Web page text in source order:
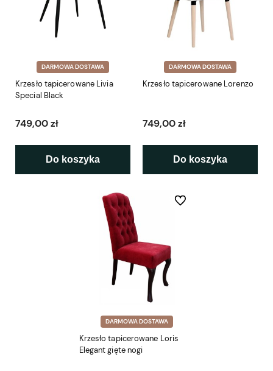
DARMOWA DOSTAWA
Krzesło tapicerowane Livia
Special Black
749,00 zł
Do koszyka
DARMOWA DOSTAWA
Krzesło tapicerowane Lorenzo
749,00 zł
Do koszyka
DARMOWA DOSTAWA
Krzesło tapicerowane Loris
Elegant gięte nogi
Do ulubionych